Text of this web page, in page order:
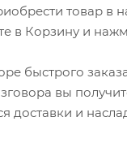
товар в
в Корзину и
быстрого
вы
доставки и